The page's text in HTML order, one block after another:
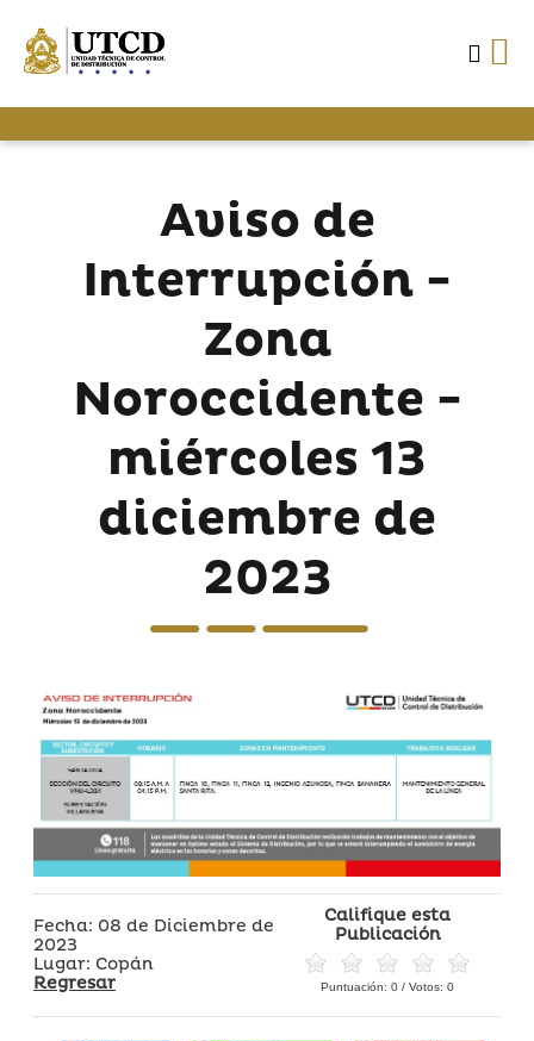
Aviso de
Interrupción -
Zona
Noroccidente -
miércoles 13
diciembre de
2023
Fecha: 08 de Diciembre de
2023
Lugar: Copán
Regresar
Califique esta
Publicación
Puntuación: 0 / Votos: 0